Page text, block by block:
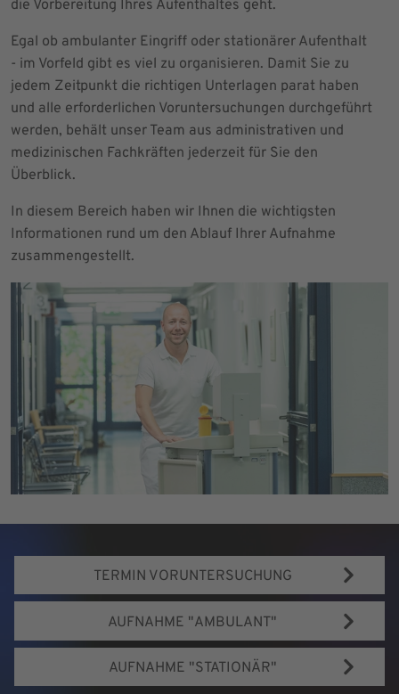
die Vorbereitung Ihres Aufenthaltes geht.
Egal ob ambulanter Eingriff oder stationärer Aufenthalt
- im Vorfeld gibt es viel zu organisieren. Damit Sie zu
jedem Zeitpunkt die richtigen Unterlagen parat haben
und alle erforderlichen Voruntersuchungen durchgeführt
werden, behält unser Team aus administrativen und
medizinischen Fachkräften jederzeit für Sie den
Überblick.
In diesem Bereich haben wir Ihnen die wichtigsten
Informationen rund um den Ablauf Ihrer Aufnahme
zusammengestellt.
TERMIN VORUNTERSUCHUNG
AUFNAHME "AMBULANT"
AUFNAHME "STATIONÄR"